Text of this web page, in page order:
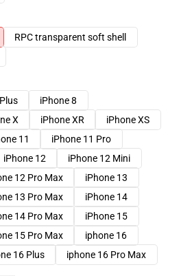
RPC transparent soft shell
iPhone 8
X iPhone XR
iPhone XS
11
iPhone 11 Pro
iPhone 12
iPhone 12 Mini
12 Pro Max
iPhone 13
13 Pro Max
iPhone 14
14 Pro Max
iPhone 15
15 Pro Max
iphone 16
16 Plus iphone 16 Pro Max